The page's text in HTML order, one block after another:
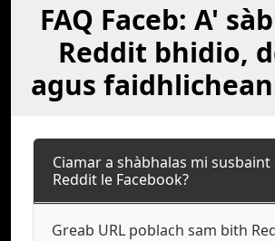
FAQ Faceb: A'
Reddit bhidio,
agus
Ciamar a shàbhalas mi susbaint
Reddit le Facebook?
Greab URL poblach sam bith